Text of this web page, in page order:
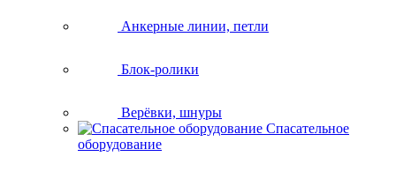
Анкерные линии, петли
Блок-ролики
Верёвки, шнуры
Спасательное
оборудование